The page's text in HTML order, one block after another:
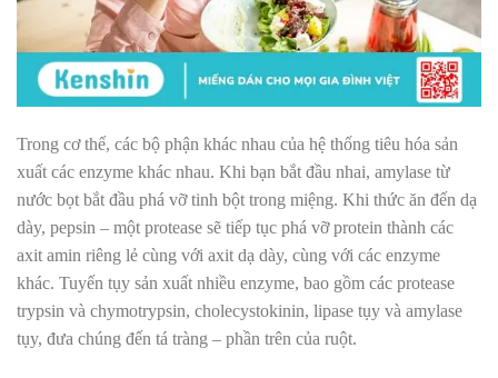
Trong cơ thể, các bộ phận khác nhau của hệ thống tiêu hóa sản
xuất các enzyme khác nhau. Khi bạn bắt đầu nhai, amylase từ
nước bọt bắt đầu phá vỡ tinh bột trong miệng. Khi thức ăn đến dạ
dày, pepsin – một protease sẽ tiếp tục phá vỡ protein thành các
axit amin riêng lẻ cùng với axit dạ dày, cùng với các enzyme
khác. Tuyến tụy sản xuất nhiều enzyme, bao gồm các protease
trypsin và chymotrypsin, cholecystokinin, lipase tụy và amylase
tụy, đưa chúng đến tá tràng – phần trên của ruột.